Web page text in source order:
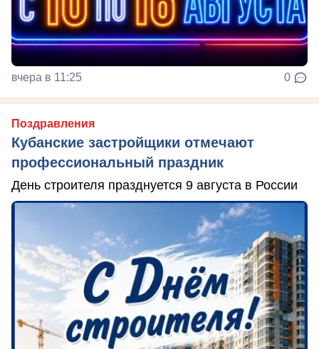
вчера в 11:25 0
Поздравления
Кубанские застройщики отмечают
профессиональный праздник
День строителя празднуется 9 августа в России